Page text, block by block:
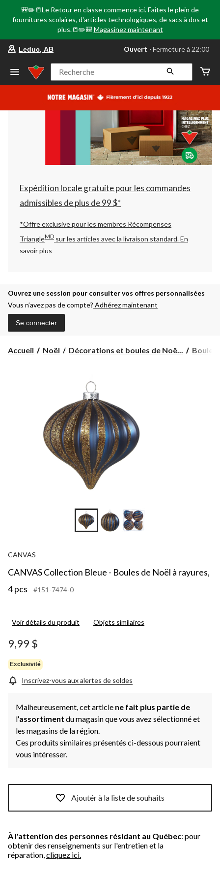
🎒✏️📒Le Retour en classe commence ici. Faites le plein de
fournitures scolaires, d'articles technologiques, de sacs à dos et
plus.📒✏️🎒 Magasinez maintenant
votre
préféré
Leduc,
AB,
courament
Fermeture
à
22:00
cliquer
pour
changer
Leduc, AB Ouvert ⋅ Fermeture à 22:00
Recherche
Expédition locale gratuite pour les commandes
admissibles de plus de 99 $*
*Offre exclusive pour les membres Récompenses
TriangleMD sur les articles avec la livraison standard.En
savoir plus
Ouvrez une session pour consulter vos offres personnalisées
Vous n’avez pas de compte? Adhérez maintenant
Se connecter
Accueil Noël Décorations et boules de Noë... Boules
CANVAS
CANVAS Collection Bleue - Boules de Noël à rayures,
4 pcs
#151-7474-0
Voir détails du produit Objets similaires
9,99 $
Exclusivité
Inscrivez-vous aux alertes de soldes
Malheureusement, cet article ne fait plus partie de
l’assortiment du magasin que vous avez sélectionné et
les magasins de la région.
Ces produits similaires présentés ci-dessous pourraient
vous intéresser.
Ajoutér à la liste de souhaits
À l'attention des personnes résidant au Québec: pour
obtenir des renseignements sur l'entretien et la
réparation, cliquez ici.